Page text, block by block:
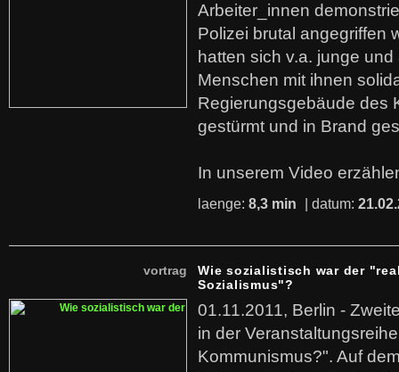
Arbeiter_innen
Polizei brutal angegriffen
hatten sich v.a. junge
Menschen mit ihnen
Regierungsgebäude des
gestürmt und in Brand
In unserem Video
laenge: 8,3 min | datum:
vortrag
Wie sozialistisch war der
Sozialismus"?
01.11.2011, Berlin -
in der
Kommunismus?". Auf